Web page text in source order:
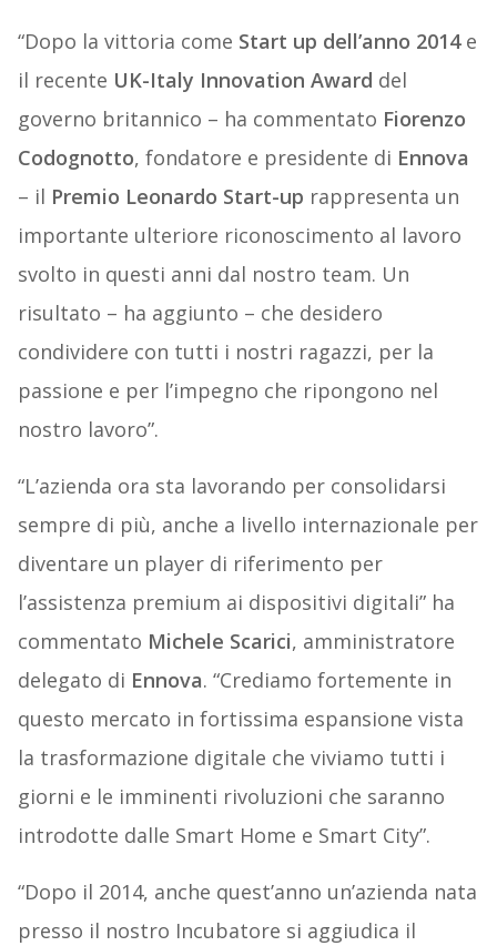
“Dopo la vittoria come Start up dell’anno 2014e
il recente UK-Italy Innovation Award del
governo britannico – ha commentato Fiorenzo
Codognotto, fondatore e presidente di Ennova
– il Premio Leonardo Start-up rappresenta un
importante ulteriore riconoscimento al lavoro
svolto in questi anni dal nostro team. Un
risultato – ha aggiunto – che desidero
condividere con tutti i nostri ragazzi, per la
passione e per l’impegno che ripongono nel
nostro lavoro”.
“L’azienda ora sta lavorando per consolidarsi
sempre di più, anche a livello internazionale per
diventare un player di riferimento per
l’assistenza premium ai dispositivi digitali” ha
commentato Michele Scarici, amministratore
delegato di Ennova. “Crediamo fortemente in
questo mercato in fortissima espansione vista
la trasformazione digitale che viviamo tutti i
giorni e le imminenti rivoluzioni che saranno
introdotte dalle Smart Home e Smart City”.
“Dopo il 2014, anche quest’anno un’azienda nata
presso il nostro Incubatore si aggiudica il